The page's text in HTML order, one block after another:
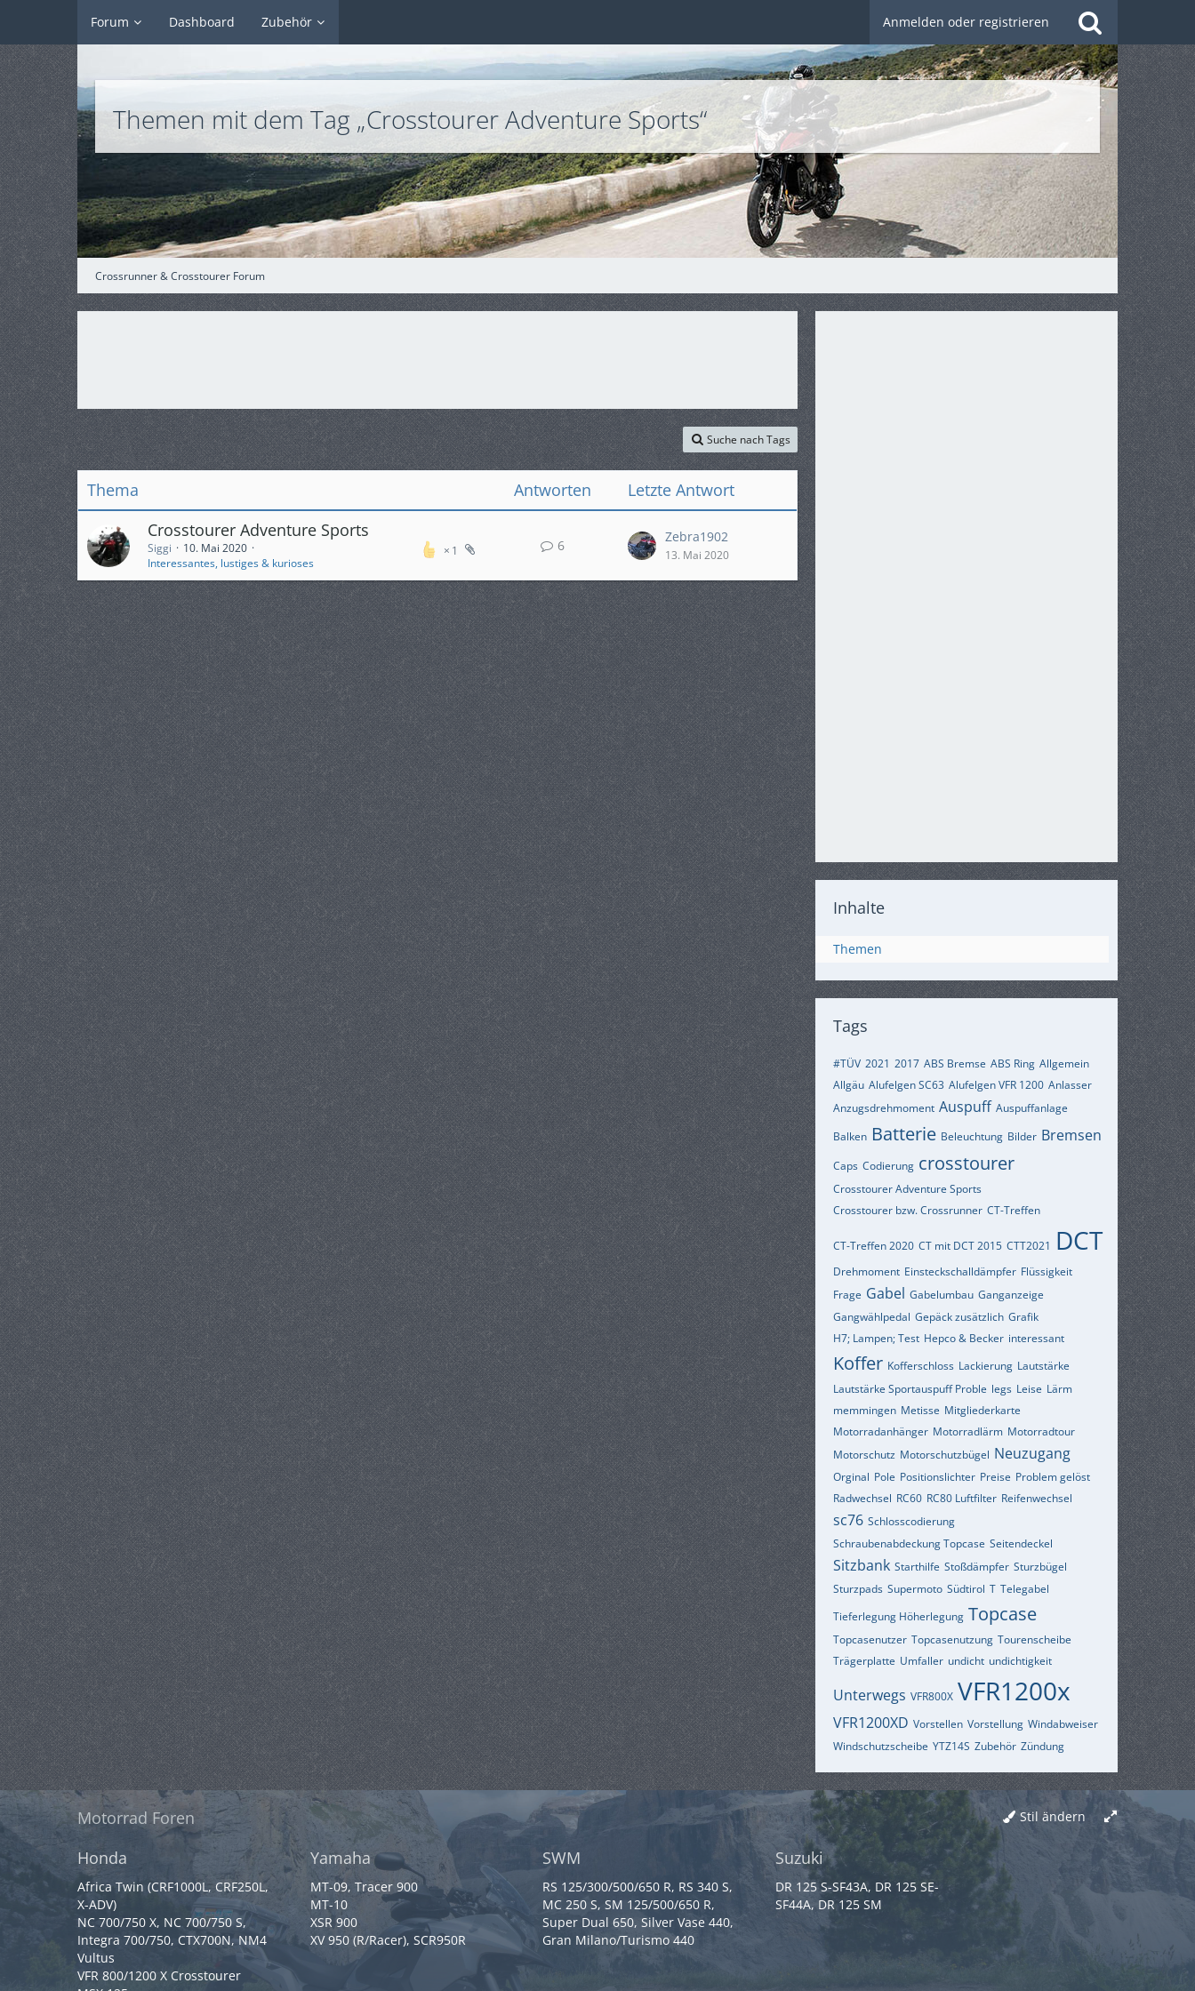
Forum Dashboard Zubehör Anmelden oder registrieren
Crossrunner & Crosstourer Forum
Themen mit dem Tag „Crosstourer Adventure Sports“
Suche nach Tags
Thema Antworten
Letzte Antwort
Crosstourer Adventure Sports
1
Siggi
10. Mai 2020
Interessantes, lustiges & kurioses
6
Zebra1902
13. Mai 2020
Inhalte
Themen
Tags
#TÜV 2021 2017 ABS Bremse ABS Ring Allgemein
Allgäu Alufelgen SC63 Alufelgen VFR 1200 Anlasser
Anzugsdrehmoment Auspuff Auspuffanlage
Balken Batterie Beleuchtung Bilder Bremsen
Caps Codierung crosstourer
Crosstourer Adventure Sports
Crosstourer bzw. Crossrunner CT-Treffen
CT-Treffen 2020 CT mit DCT 2015 CTT2021 DCT
Drehmoment Einsteckschalldämpfer Flüssigkeit
Frage Gabel Gabelumbau Ganganzeige
Gangwählpedal Gepäck zusätzlich Grafik
H7; Lampen; Test Hepco & Becker interessant
Koffer Kofferschloss Lackierung Lautstärke
Lautstärke Sportauspuff Proble legs Leise Lärm
memmingen Metisse Mitgliederkarte
Motorradanhänger Motorradlärm Motorradtour
Motorschutz Motorschutzbügel Neuzugang
Orginal Pole Positionslichter Preise Problem gelöst
Radwechsel RC60 RC80 Luftfilter Reifenwechsel
sc76 Schlosscodierung
Schraubenabdeckung Topcase Seitendeckel
Sitzbank Starthilfe Stoßdämpfer Sturzbügel
Sturzpads Supermoto Südtirol T Telegabel
Tieferlegung Höherlegung Topcase
Topcasenutzer Topcasenutzung Tourenscheibe
Trägerplatte Umfaller undicht undichtigkeit
Unterwegs VFR800X VFR1200x
VFR1200XD Vorstellen Vorstellung Windabweiser
Windschutzscheibe YTZ14S Zubehör Zündung
Stil ändern
Motorrad Foren
Honda
Africa Twin (CRF1000L, CRF250L,
X-ADV)
NC 700/750 X, NC 700/750 S,
Integra 700/750, CTX700N, NM4
Vultus
VFR 800/1200 X Crosstourer
Yamaha
MT-09, Tracer 900
MT-10
XSR 900
XV 950 (R/Racer), SCR950R
SWM
RS 125/300/500/650 R, RS 340 S,
MC 250 S, SM 125/500/650 R,
Super Dual 650, Silver Vase 440,
Gran Milano/Turismo 440
Suzuki
DR 125 S-SF43A, DR 125 SE-
SF44A, DR 125 SM